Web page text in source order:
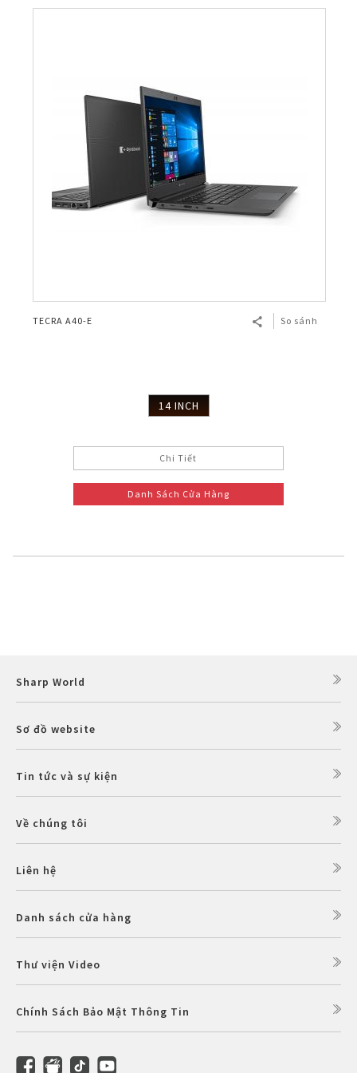
TECRA A40-E So sánh
14 INCH
Chi Tiết
Danh Sách Cửa Hàng
Sharp World
Sơ đồ website
Tin tức và sự kiện
Về chúng tôi
Liên hệ
Danh sách cửa hàng
Thư viện Video
Chính Sách Bảo Mật Thông Tin